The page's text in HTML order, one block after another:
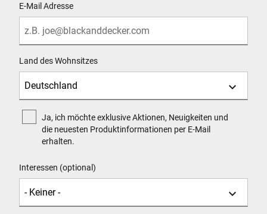
E-Mail Adresse
Land des Wohnsitzes
Ja, ich möchte exklusive Aktionen, Neuigkeiten und
die neuesten Produktinformationen per E-Mail
erhalten.
Interessen (optional)